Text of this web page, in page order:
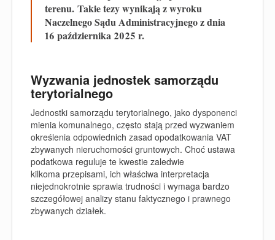
terenu. Takie tezy wynikają z wyroku
Naczelnego Sądu Administracyjnego z dnia
16 października 2025 r.
Wyzwania jednostek samorządu
terytorialnego
Jednostki samorządu terytorialnego, jako dysponenci
mienia komunalnego, często stają przed wyzwaniem
określenia odpowiednich zasad opodatkowania VAT
zbywanych nieruchomości gruntowych. Choć ustawa
podatkowa reguluje te kwestie zaledwie
kilkoma przepisami, ich właściwa interpretacja
niejednokrotnie sprawia trudności i wymaga bardzo
szczegółowej analizy stanu faktycznego i prawnego
zbywanych działek.